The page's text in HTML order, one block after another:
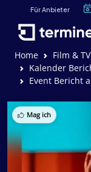
Für Anbieter
Home
Film & TV
Kalender
Event Bericht
Mag ich